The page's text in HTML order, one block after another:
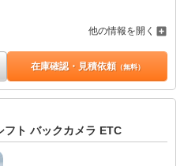
他の情報を開く
在庫確認・見積依頼（無料）
フト バックカメラ ETC